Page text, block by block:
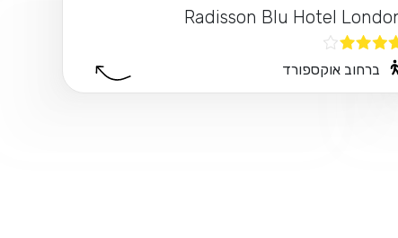
Radisson Blu Hotel
ברחוב אוקספורד